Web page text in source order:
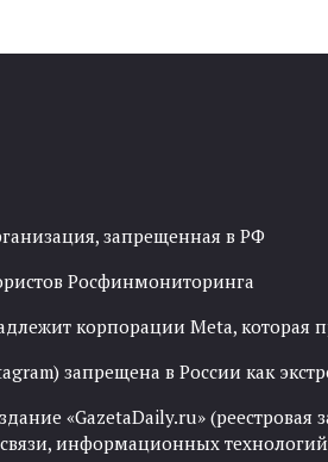
запрещенная в РФ
Росфинмониторинга
корпорации Meta, которая
запрещена в России как
«GazetaDaily.ru» (реестровая
информационных